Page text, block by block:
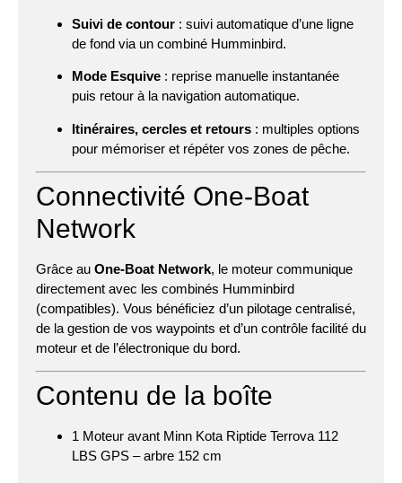
Suivi de contour : suivi automatique d’une ligne
de fond via un combiné Humminbird.
Mode Esquive : reprise manuelle instantanée
puis retour à la navigation automatique.
Itinéraires, cercles et retours : multiples options
pour mémoriser et répéter vos zones de pêche.
Connectivité One-Boat
Network
Grâce au One-Boat Network, le moteur communique
directement avec les combinés Humminbird
(compatibles). Vous bénéficiez d’un pilotage centralisé,
de la gestion de vos waypoints et d’un contrôle facilité du
moteur et de l’électronique du bord.
Contenu de la boîte
1 Moteur avant Minn Kota Riptide Terrova 112
LBS GPS – arbre 152 cm